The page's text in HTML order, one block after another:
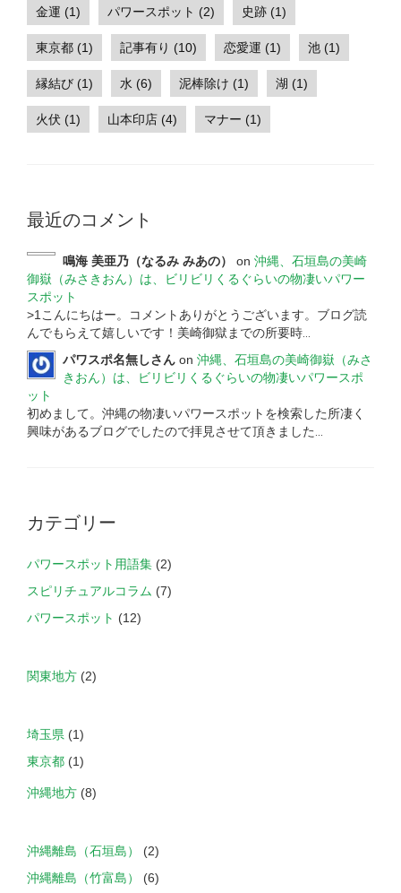
金運 (1) パワースポット (2) 史跡 (1)
東京都 (1) 記事有り (10) 恋愛運 (1) 池 (1)
縁結び (1) 水 (6) 泥棒除け (1) 湖 (1)
火伏 (1) 山本印店 (4) マナー (1)
最近のコメント
鳴海 美亜乃（なるみ みあの） on 沖縄、石垣島の美崎
御嶽（みさきおん）は、ビリビリくるぐらいの物凄いパワー
スポット
>1こんにちはー。コメントありがとうございます。ブログ読
んでもらえて嬉しいです！美崎御獄までの所要時...
パワスポ名無しさん on 沖縄、石垣島の美崎御嶽（みさ
きおん）は、ビリビリくるぐらいの物凄いパワースポ
ット
初めまして。沖縄の物凄いパワースポットを検索した所凄く
興味があるブログでしたので拝見させて頂きました ...
カテゴリー
パワースポット用語集 (2)
スピリチュアルコラム (7)
パワースポット (12)
関東地方 (2)
埼玉県 (1)
東京都 (1)
沖縄地方 (8)
沖縄離島（石垣島）
(2)
沖縄離島（竹富島）
(6)